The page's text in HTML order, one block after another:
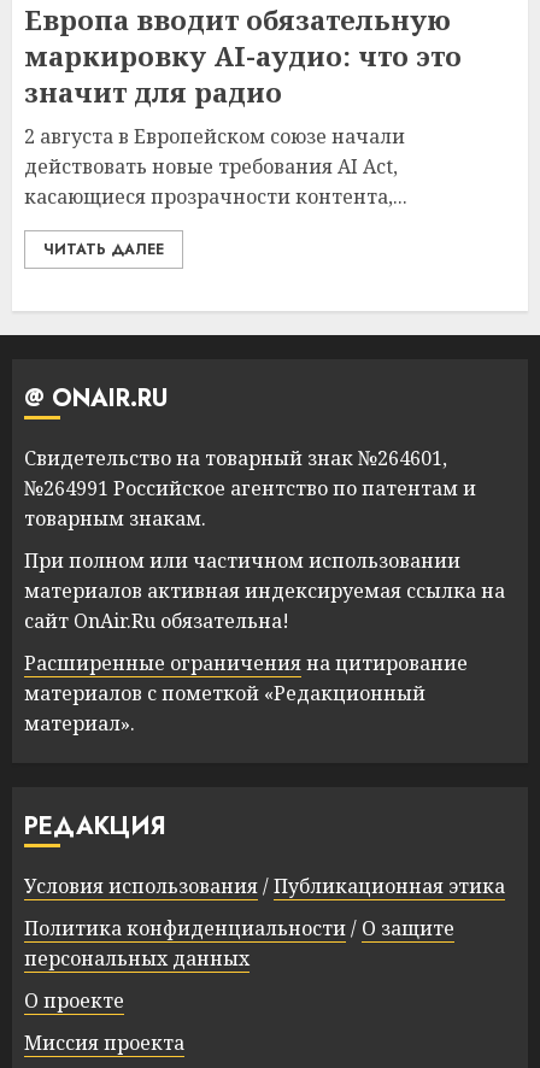
Европа вводит обязательную
маркировку AI-аудио: что это
значит для радио
2 августа в Европейском союзе начали
действовать новые требования AI Act,
касающиеся прозрачности контента,...
ЧИТАТЬ ДАЛЕЕ
@ ONAIR.RU
Свидетельство на товарный знак №264601,
№264991 Российское агентство по патентам и
товарным знакам.
При полном или частичном использовании
материалов активная индексируемая ссылка на
сайт OnAir.Ru обязательна!
Расширенные ограниченияна цитирование
материалов с пометкой «Редакционный
материал».
РЕДАКЦИЯ
Условия использования/Публикационная этика
Политика конфиденциальности/ О защите
персональных данных
О проекте
Миссия проекта